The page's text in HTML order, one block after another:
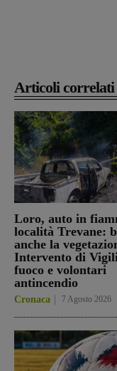
Articoli correlati
Loro, auto in
località Trevane:
anche la
Intervento di
fuoco e volontari
antincendio
Cronaca 7 Agosto 2026